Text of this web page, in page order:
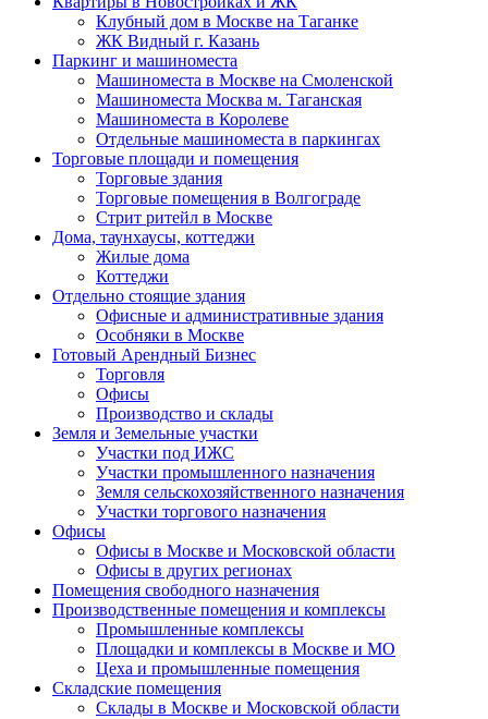
Клубный дом в Москве на Таганке
ЖК Видный г. Казань
Паркинг и машиноместа
Машиноместа в Москве на Смоленской
Машиноместа Москва м. Таганская
Машиноместа в Королеве
Отдельные машиноместа в паркингах
Торговые площади и помещения
Торговые здания
Торговые помещения в Волгограде
Стрит ритейл в Москве
Дома, таунхаусы, коттеджи
Жилые дома
Коттеджи
Отдельно стоящие здания
Офисные и административные здания
Особняки в Москве
Готовый Арендный Бизнес
Торговля
Офисы
Производство и склады
Земля и Земельные участки
Участки под ИЖС
Участки промышленного назначения
Земля сельскохозяйственного назначения
Участки торгового назначения
Офисы
Офисы в Москве и Московской области
Офисы в других регионах
Помещения свободного назначения
Производственные помещения и комплексы
Промышленные комплексы
Площадки и комплексы в Москве и МО
Цеха и промышленные помещения
Складские помещения
Склады в Москве и Московской области